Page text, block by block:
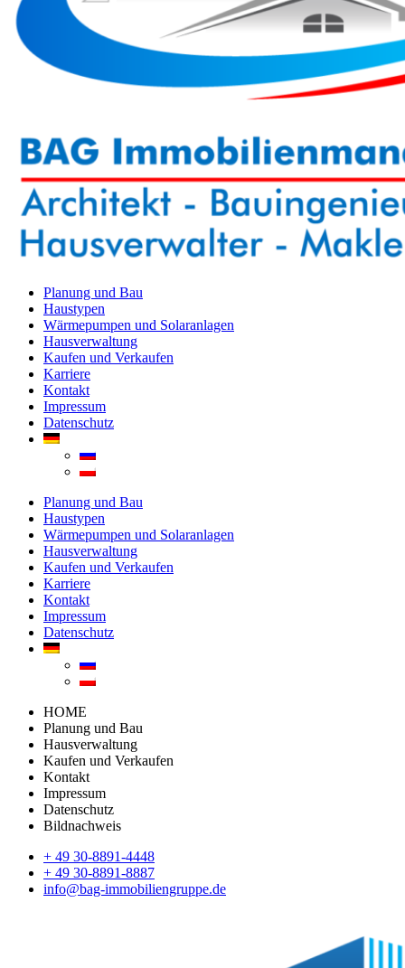
Planung und Bau
Haustypen
Wärmepumpen und Solaranlagen
Hausverwaltung
Kaufen und Verkaufen
Karriere
Kontakt
Impressum
Datenschutz
Planung und Bau
Haustypen
Wärmepumpen und Solaranlagen
Hausverwaltung
Kaufen und Verkaufen
Karriere
Kontakt
Impressum
Datenschutz
HOME
Planung und Bau
Hausverwaltung
Kaufen und Verkaufen
Kontakt
Impressum
Datenschutz
Bildnachweis
+ 49 30-8891-4448
+ 49 30-8891-8887
info@bag-immobiliengruppe.de